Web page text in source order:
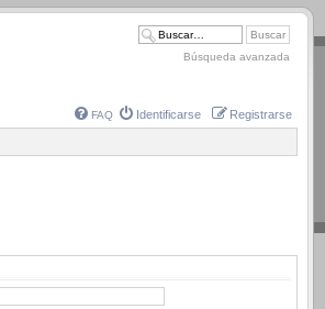
Búsqueda avanzada
FAQ Identificarse Registrarse